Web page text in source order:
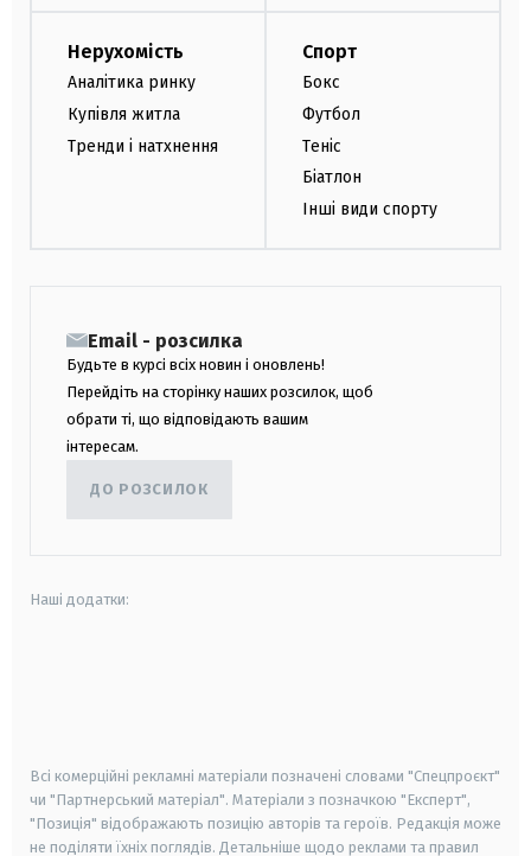
Нерухомість
Аналітика ринку
Купівля житла
Тренди і натхнення
Спорт
Бокс
Футбол
Теніс
Біатлон
Інші види спорту
Email - розсилка
Будьте в курсі всіх новин і оновлень!
Перейдіть на сторінку наших розсилок, щоб
обрати ті, що відповідають вашим
інтересам.
ДО РОЗСИЛОК
Наші додатки:
Всі комерційні рекламні матеріали позначені словами "Спецпроєкт"
чи "Партнерський матеріал". Матеріали з позначкою "Експерт",
"Позиція" відображають позицію авторів та героїв. Редакція може
не поділяти їхніх поглядів. Детальніше щодо реклами та правил